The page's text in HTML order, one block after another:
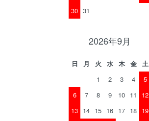
30 31
2026年9月
日 月 火 水 木 金
土
1
2 3 4
5
6
7 8 9 10 11
12
13 14 15 16 17 18 19